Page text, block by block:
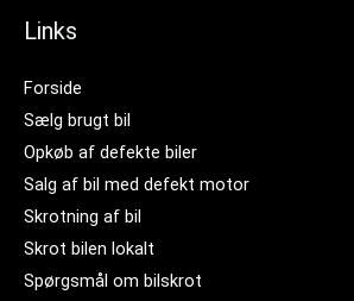
Links
Forside
Sælg brugt bil
Opkøb af defekte biler
Salg af bil med defekt motor
Skrotning af bil
Skrot bilen lokalt
Spørgsmål om bilskrot